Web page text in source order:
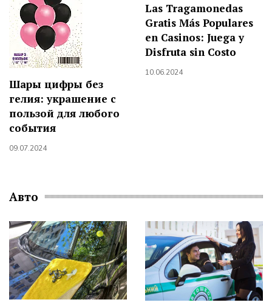
Шары цифры без
гелия: украшение с
пользой для любого
события
09.07.2024
Las Tragamonedas
Gratis Más Populares
en Casinos: Juega y
Disfruta sin Costo
10.06.2024
Авто